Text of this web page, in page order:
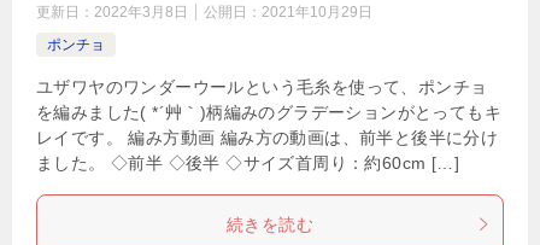
更新日： 2022年3月8日 公開日： 2021年10月29日
ポンチョ
ユザワヤのワンダーウールという毛糸を使って、ポンチョ
を編みました( *´艸｀)柄編みのグラデーションがとってもキ
レイです。 編み方動画 編み方の動画は、前半と後半に分け
ました。 ◇前半 ◇後半 ◇サイズ首周り：約60cm […]
続きを読む